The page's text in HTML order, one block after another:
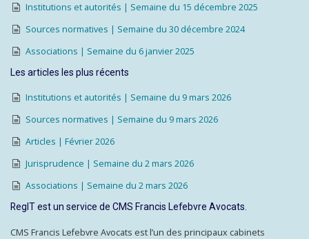
Institutions et autorités | Semaine du 15 décembre 2025
Sources normatives | Semaine du 30 décembre 2024
Associations | Semaine du 6 janvier 2025
Les articles les plus récents
Institutions et autorités | Semaine du 9 mars 2026
Sources normatives | Semaine du 9 mars 2026
Articles | Février 2026
Jurisprudence | Semaine du 2 mars 2026
Associations | Semaine du 2 mars 2026
RegIT est un service de CMS Francis Lefebvre Avocats.
CMS Francis Lefebvre Avocats est l’un des principaux cabinets